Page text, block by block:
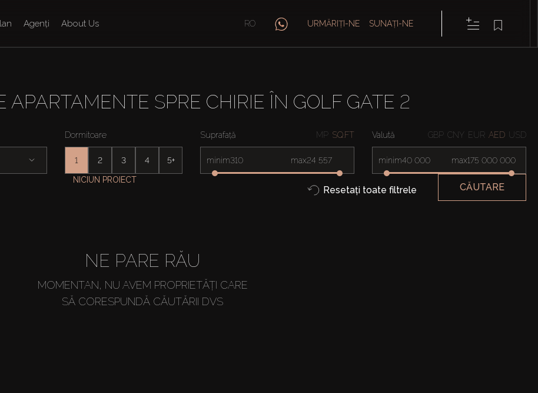
Agenți About Us RO URMĂRIȚI-NE SUNAȚI-NE
APARTAMENTE SPRE CHIRIE ÎN GOLF GATE 2
Dormitoare
1 2 3 4 5+
Suprafață MP SQ.FT
minim max
Valută GBP CNY EUR AED USD
minim max
NICIUN PROIECT
Resetați toate filtrele CĂUTARE
NE PARE RĂU
MOMENTAN, NU AVEM PROPRIETĂȚI CARE
SĂ CORESPUNDĂ CĂUTĂRII DVS